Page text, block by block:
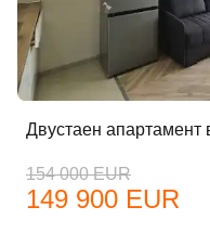
Двустаен
154 000 EUR
149 900 EUR